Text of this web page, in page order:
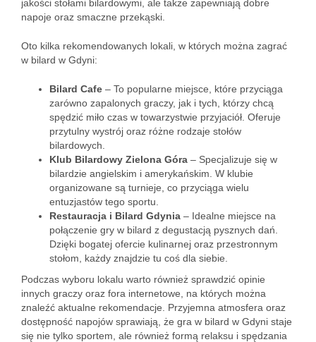
jakości stołami bilardowymi, ale także zapewniają dobre
napoje oraz smaczne przekąski.
Oto kilka rekomendowanych lokali, w których można zagrać
w bilard w Gdyni:
Bilard Cafe – To popularne miejsce, które przyciąga
zarówno zapalonych graczy, jak i tych, którzy chcą
spędzić miło czas w towarzystwie przyjaciół. Oferuje
przytulny wystrój oraz różne rodzaje stołów
bilardowych.
Klub Bilardowy Zielona Góra – Specjalizuje się w
bilardzie angielskim i amerykańskim. W klubie
organizowane są turnieje, co przyciąga wielu
entuzjastów tego sportu.
Restauracja i Bilard Gdynia – Idealne miejsce na
połączenie gry w bilard z degustacją pysznych dań.
Dzięki bogatej ofercie kulinarnej oraz przestronnym
stołom, każdy znajdzie tu coś dla siebie.
Podczas wyboru lokalu warto również sprawdzić opinie
innych graczy oraz fora internetowe, na których można
znaleźć aktualne rekomendacje. Przyjemna atmosfera oraz
dostępność napojów sprawiają, że gra w bilard w Gdyni staje
się nie tylko sportem, ale również formą relaksu i spędzania